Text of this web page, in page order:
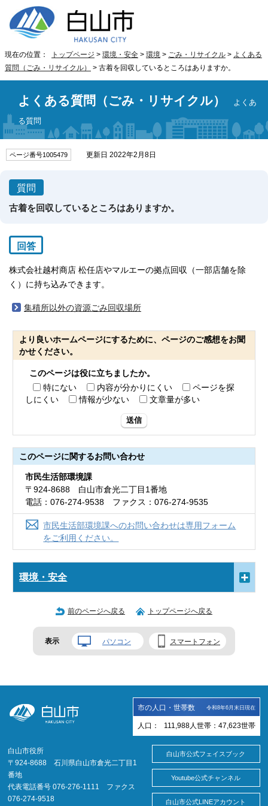
現在の位置： トップページ > 環境・安全 > 環境 > ごみ・リサイクル > よくある
質問（ごみ・リサイクル）
> 古着を回収しているところはありますか。
よくある質問（ごみ・リサイクル） よくあ
る質問
ページ番号1005479 更新日 2022年2月8日
質問
古着を回収しているところはありますか。
回答
株式会社越村商店 松任店やマルエーの拠点回収（一部店舗を除
く）に持ち込みできます。
集積所以外の資源ごみ回収場所
より良いホームページにするために、ページのご感想をお聞
かせください。
このページは役に立ちましたか。
特にない
内容が分かりにくい
ページを探
しにくい
情報が少ない 文章量が多い
送信
このページに関するお問い合わせ
市民生活部環境課
〒924-8688 白山市倉光二丁目1番地
電話：076-274-9538 ファクス：076-274-9535
市民生活部環境課へのお問い合わせは専用フォーム
をご利用ください。
環境・安全
前のページへ戻る トップページへ戻る
表示 パソコン スマートフォン
市の人口・世帯数 令和8年6月末日現在
人口： 111,988 人 世帯： 47,623世帯
白山市役所
〒924-8688 石川県白山市倉光二丁目1
番地
代表電話番号 076-276-1111 ファクス
076-274-9518
白山市公式フェイスブック
Youtube公式チャンネル
白山市公式LINEアカウント